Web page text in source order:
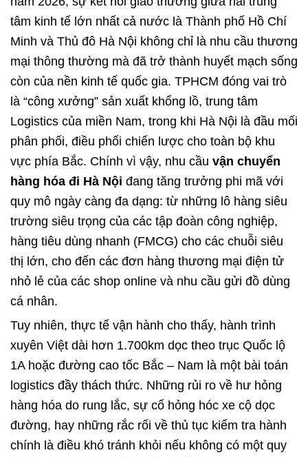
tâm kinh tế lớn nhất cả nước là Thành phố Hồ Chí
Minh và Thủ đô Hà Nội không chỉ là nhu cầu thương
mại thông thường mà đã trở thành huyết mạch sống
còn của nền kinh tế quốc gia. TPHCM đóng vai trò
là “công xưởng” sản xuất khổng lồ, trung tâm
Logistics của miền Nam, trong khi Hà Nội là đầu mối
phân phối, điều phối chiến lược cho toàn bộ khu
vực phía Bắc. Chính vì vậy, nhu cầu vận chuyển
hàng hóa đi Hà Nội đang tăng trưởng phi mã với
quy mô ngày càng đa dạng: từ những lô hàng siêu
trường siêu trọng của các tập đoàn công nghiệp,
hàng tiêu dùng nhanh (FMCG) cho các chuỗi siêu
thị lớn, cho đến các đơn hàng thương mại điện tử
nhỏ lẻ của các shop online và nhu cầu gửi đồ dùng
cá nhân.
Tuy nhiên, thực tế vận hành cho thấy, hành trình
xuyên Việt dài hơn 1.700km dọc theo trục Quốc lộ
1A hoặc đường cao tốc Bắc – Nam là một bài toán
logistics đầy thách thức. Những rủi ro về hư hỏng
hàng hóa do rung lắc, sự cố hỏng hóc xe cộ dọc
đường, hay những rắc rối về thủ tục kiểm tra hành
chính là điều khó tránh khỏi nếu không có một quy